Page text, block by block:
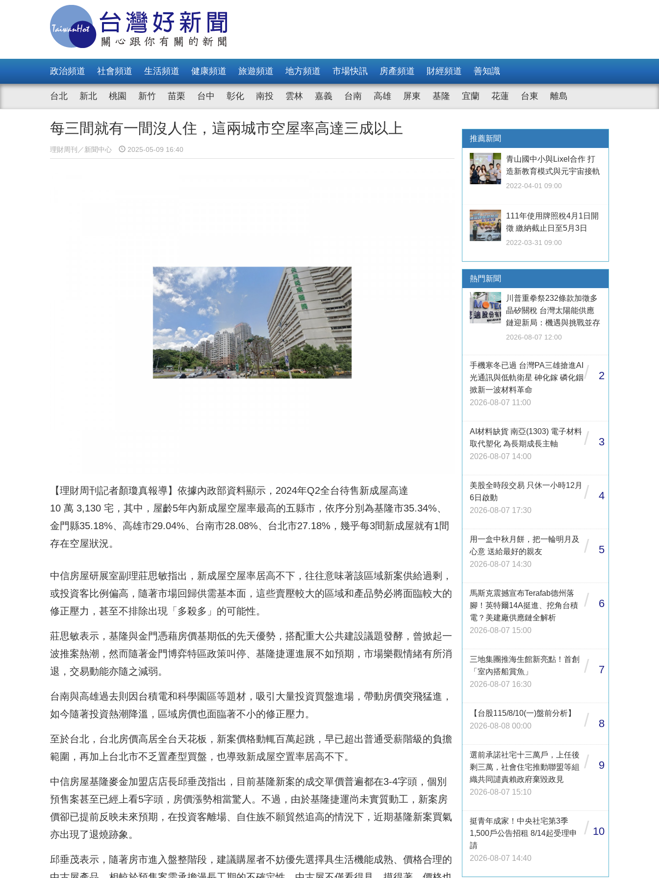
政治頻道 社會頻道 生活頻道 健康頻道 旅遊頻道 地方頻道 市場快訊 房產頻道 財經頻道 善知識
台北 新北 桃園 新竹 苗栗 台中 彰化 南投 雲林 嘉義 台南 高雄 屏東 基隆 宜蘭 花蓮 台東 離島
每三間就有一間沒人住，這兩城市空屋率高達三成以上
理財周刊／新聞中心 2025-05-09 16:40
【理財周刊記者顏瓊真報導】依據內政部資料顯示，2024年Q2全台待售新成屋高達
10 萬 3,130 宅，其中，屋齡5年內新成屋空屋率最高的五縣市，依序分別為基隆市35.34%、
金門縣35.18%、高雄市29.04%、台南市28.08%、台北市27.18%，幾乎每3間新成屋就有1間
存在空屋狀況。
中信房屋研展室副理莊思敏指出，新成屋空屋率居高不下，往往意味著該區域新案供給過剩，
或投資客比例偏高，隨著市場回歸供需基本面，這些賣壓較大的區域和產品勢必將面臨較大的
修正壓力，甚至不排除出現「多殺多」的可能性。
莊思敏表示，基隆與金門憑藉房價基期低的先天優勢，搭配重大公共建設議題發酵，曾掀起一
波推案熱潮，然而隨著金門博弈特區政策叫停、基隆捷運進展不如預期，市場樂觀情緒有所消
退，交易動能亦隨之減弱。
台南與高雄過去則因台積電和科學園區等題材，吸引大量投資買盤進場，帶動房價突飛猛進，
如今隨著投資熱潮降溫，區域房價也面臨著不小的修正壓力。
至於台北，台北房價高居全台天花板，新案價格動輒百萬起跳，早已超出普通受薪階級的負擔
範圍，再加上台北市不乏置產型買盤，也導致新成屋空置率居高不下。
中信房屋基隆麥金加盟店店長邱垂茂指出，目前基隆新案的成交單價普遍都在3-4字頭，個別
預售案甚至已經上看5字頭，房價漲勢相當驚人。不過，由於基隆捷運尚未實質動工，新案房
價卻已提前反映未來預期，在投資客離場、自住族不願貿然追高的情況下，近期基隆新案買氣
亦出現了退燒跡象。
邱垂茂表示，隨著房市進入盤整階段，建議購屋者不妨優先選擇具生活機能成熟、價格合理的
推薦新聞
青山國中小與Lixel合作 打
造新教育模式與元宇宙接軌
2022-04-01 09:00
111年使用牌照稅4月1日開
徵 繳納截止日至5月3日
2022-03-31 09:00
熱門新聞
川普重拳祭232條款加徵多
晶矽關稅 台灣太陽能供應
鏈迎新局：機遇與挑戰並存
2026-08-07 12:00
手機寒冬已過 台灣PA三雄搶進AI
光通訊與低軌衛星 砷化鎵 磷化銦
掀新一波材料革命
2026-08-07 11:00
/ 2
AI材料缺貨 南亞(1303) 電子材料
取代塑化 為長期成長主軸
2026-08-07 14:00
/ 3
美股全時段交易 只休一小時12月
6日啟動
2026-08-07 17:30
/ 4
用一盒中秋月餅，把一輪明月及
心意 送給最好的親友
2026-08-07 14:30
/ 5
馬斯克震撼宣布Terafab德州落
腳！英特爾14A挺進、挖角台積
電？美建廠供應鏈全解析
2026-08-07 15:00
/ 6
三地集團推海生館新亮點！首創
「室內搭船賞魚」
2026-08-07 16:30
/ 7
【台股115/8/10(一)盤前分析】
2026-08-08 00:00
/ 8
選前承諾社宅十三萬戶，上任後
剩三萬，社會住宅推動聯盟等組
織共同譴責賴政府棄毀政見
2026-08-07 15:10
/ 9
挺青年成家！中央社宅第3季
1,500戶公告招租 8/14起受理申
請
2026-08-07 14:40
/ 10